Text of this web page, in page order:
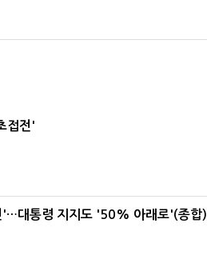
접전'
'…대통령 지지도 '50% 아래로'(종합)